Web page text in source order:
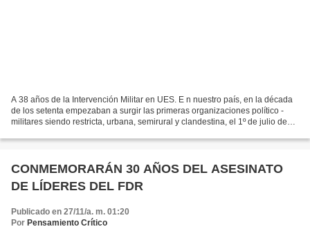
A 38 años de la Intervención Militar en UES. E n nuestro país, en la década
de los setenta empezaban a surgir las primeras organizaciones político -
militares siendo restricta, urbana, semirural y clandestina, el 1º de julio de
CONMEMORARÁN 30 AÑOS DEL ASESINATO
DE LÍDERES DEL FDR
Publicado en 27/11/a. m. 01:20
Por Pensamiento Crítico